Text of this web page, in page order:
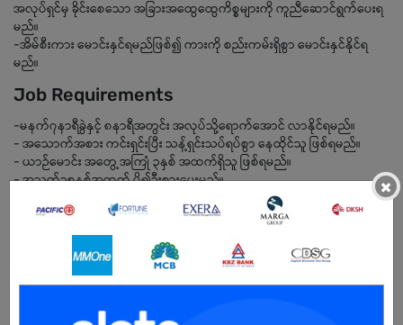
အလုပ်ရှင်မှ ခိုင်းစေသော အခြားအထွေထွေကိစ္စများကို ကူညီဆောင်ရွက်ပေးရ
မည်။
-အိမ်စီးကား မောင်းနှင်ရမည်ဖြစ်၍ ကားကို စည်းကမ်းရှိစွာ မောင်းနှင်နိုင်ရ
မည်။
Job Requirements
-မနက်၇နာရီခွဲနှင့် ၈နာရီအတွင်း အလုပ်သို့ရောက်အောင် လာနိုင်ရမည်။
- အသောက်အစား ကင်းရှင်းပြီး သန့်ရှင်းသပ်ရပ်စွာ နေထိုင်သူ ဖြစ်ရမည်။
- ယာဉ်မောင်း အတွေ့အကြုံ ၃နှစ် အထက်ရှိသူ ဖြစ်ရမည်။
- အသက်၃၅နှစ်အထက် ပို၍ဦးစားပေးမည်။
အလုပ်ချိန် - မနက်၈နာရီ ညနေ၅နာရီခွဲ
Gazette Holidays တိုင်း အလုပ်မပိတ်ပါ။
BENEFITS
×